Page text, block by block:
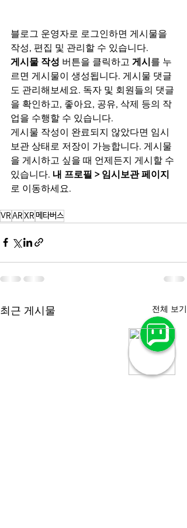
블로그 운영자로 로그인하면 게시물을
작성, 편집 및 관리할 수 있습니다.
게시물 작성 버튼을 클릭하고 게시 를 누
르면 게시물이 생성됩니다. 게시물 댓글
도 관리해보세요. 독자 및 회원들의 댓글
을 확인하고, 좋아요, 공유, 삭제 등의 작
업을 수행할 수 있습니다.
게시물 작성이 완료되지 않았다면 임시
보관 상태로 저장이 가능합니다. 게시물
을 게시하고 싶을 때 언제든지 게시할 수
있습니다. 내 프로필 > 임시보관 페이지
로 이동하세요.
VRARXR 메타버스
최근 게시물 전체 보기